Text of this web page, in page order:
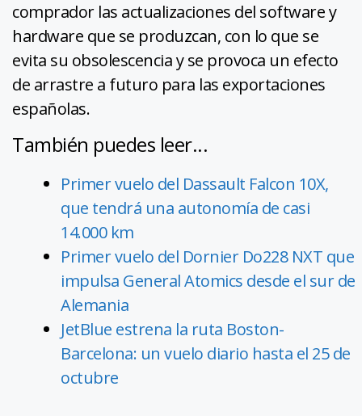
comprador las actualizaciones del software y
hardware que se produzcan, con lo que se
evita su obsolescencia y se provoca un efecto
de arrastre a futuro para las exportaciones
españolas.
También puedes leer...
Primer vuelo del Dassault Falcon 10X,
que tendrá una autonomía de casi
14.000 km
Primer vuelo del Dornier Do228 NXT que
impulsa General Atomics desde el sur de
Alemania
JetBlue estrena la ruta Boston-
Barcelona: un vuelo diario hasta el 25 de
octubre